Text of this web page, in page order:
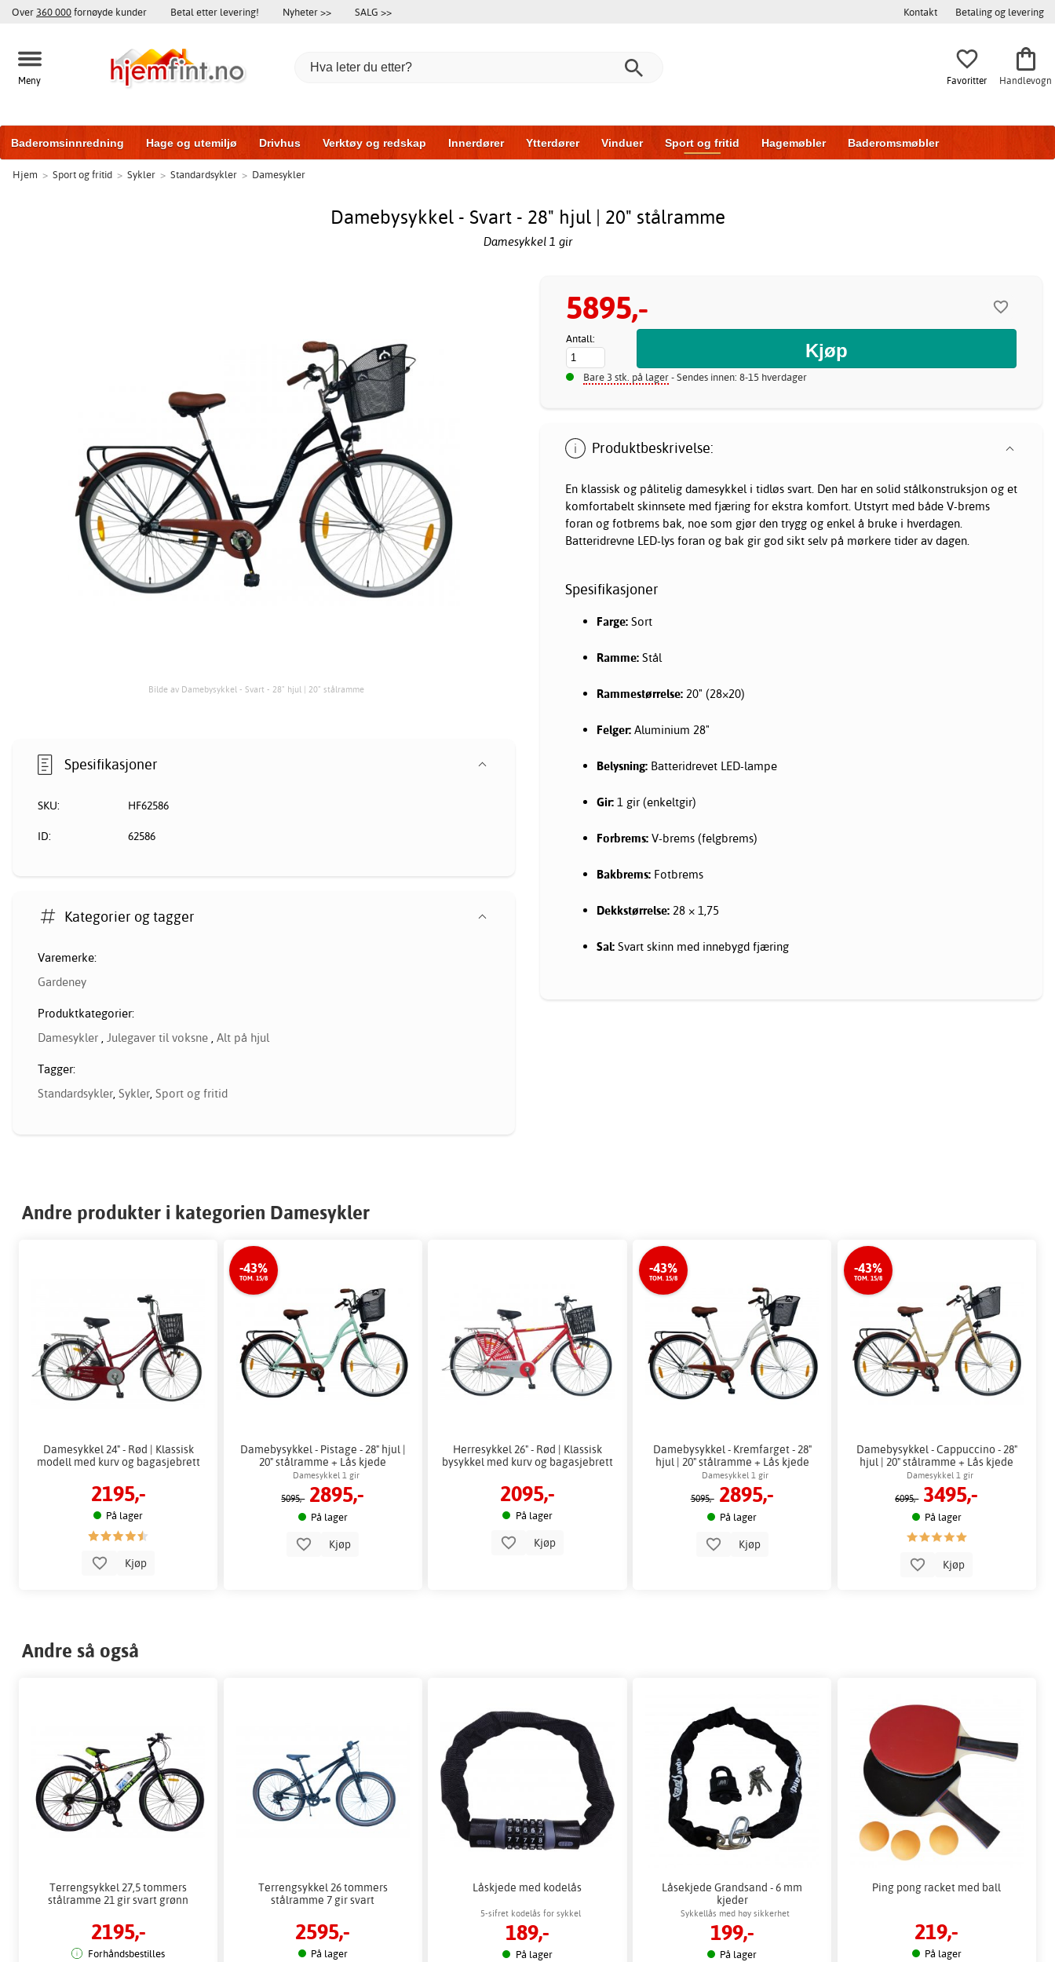
Over 360 000fornøyde kunder Betal etter levering! Nyheter >> SALG >> Kontakt Betaling og levering
Meny Favoritter Handlevogn
Baderomsinnredning Hage og utemiljø Drivhus Verktøy og redskap Innerdører Ytterdører Vinduer Sport og fritid Hagemøbler Baderomsmøbler
Hytter og friggeboder Hjem og innredning Treningsutstyr
Hjem > Sport og fritid > Sykler > Standardsykler > Damesykler
Damebysykkel - Svart - 28" hjul | 20" stålramme
Damesykkel 1 gir
Bilde av Damebysykkel - Svart - 28" hjul | 20" stålramme
5895,-
Antall:
Bare 3 stk. på lager- Sendes innen: 8-15 hverdager
Produktbeskrivelse:
En klassisk og pålitelig damesykkel i tidløs svart. Den har en solid stålkonstruksjon og et
komfortabelt skinnsete med fjæring for ekstra komfort. Utstyrt med både V-brems
foran og fotbrems bak, noe som gjør den trygg og enkel å bruke i hverdagen.
Batteridrevne LED-lys foran og bak gir god sikt selv på mørkere tider av dagen.
Spesifikasjoner
Farge: Sort
Ramme: Stål
Rammestørrelse: 20" (28×20)
Felger: Aluminium 28"
Belysning: Batteridrevet LED-lampe
Gir: 1 gir (enkeltgir)
Forbrems: V-brems (felgbrems)
Bakbrems: Fotbrems
Dekkstørrelse: 28 × 1,75
Sal: Svart skinn med innebygd fjæring
Spesifikasjoner
SKU: HF62586
ID: 62586
Kategorier og tagger
Varemerke:
Gardeney
Produktkategorier:
Damesykler , Julegaver til voksne , Alt på hjul
Tagger:
Standardsykler, Sykler, Sport og fritid
Andre produkter i kategorien Damesykler
Damesykkel 24" - Rød | Klassisk
modell med kurv og bagasjebrett
2195,-
På lager
Kjøp
-43%
TOM. 15/8
Damebysykkel - Pistage - 28" hjul |
20" stålramme + Lås kjede
Damesykkel 1 gir
5095,- 2895,-
På lager
Kjøp
Herresykkel 26" - Rød | Klassisk
bysykkel med kurv og bagasjebrett
2095,-
På lager
Kjøp
-43%
TOM. 15/8
Damebysykkel - Kremfarget - 28"
hjul | 20" stålramme + Lås kjede
Damesykkel 1 gir
5095,- 2895,-
På lager
Kjøp
-43%
TOM. 15/8
Damebysykkel - Cappuccino - 28"
hjul | 20" stålramme + Lås kjede
Damesykkel 1 gir
6095,- 3495,-
På lager
Kjøp
Andre så også
Terrengsykkel 27,5 tommers
stålramme 21 gir svart grønn
2195,-
Forhåndsbestilles
Terrengsykkel 26 tommers
stålramme 7 gir svart
2595,-
På lager
Låskjede med kodelås
5-sifret kodelås for sykkel
189,-
På lager
Låsekjede Grandsand - 6 mm
kjeder
Sykkellås med høy sikkerhet
199,-
På lager
Ping pong racket med ball
219,-
På lager